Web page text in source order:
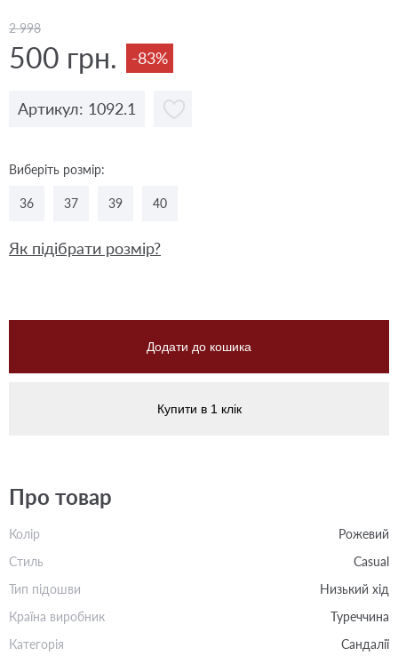
2 998
500 грн. -83%
Артикул: 1092.1
Виберіть розмір:
36 37 39 40
Як підібрати розмір?
Додати до кошика
Купити в 1 клік
Про товар
Колір
Рожевий
Стиль
Casual
Тип підошви
Низький хід
Країна виробник
Туреччина
Категорія
Сандалії